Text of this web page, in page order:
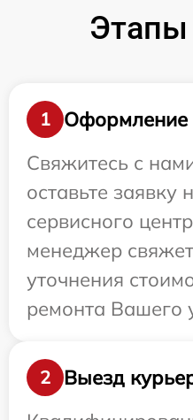
Этапы
1
Оформление
Свяжитесь с
оставьте заявку
сервисного
менеджер
уточнения
ремонта Вашего
2
Выезд